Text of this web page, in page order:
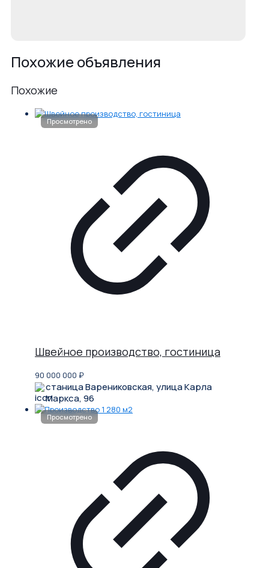
Похожие объявления
Похожие
Швейное производство, гостиница
90 000 000 ₽
станица Варениковская, улица Карла
Маркса, 96